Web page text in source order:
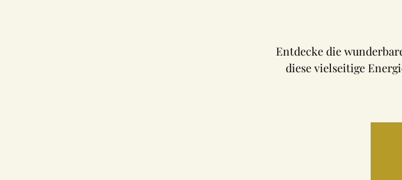
Entdecke die
diese vielseitige